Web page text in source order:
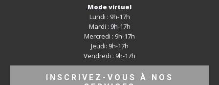
Mode virtuel
Lundi : 9h-17h
Mardi : 9h-17h
Mercredi : 9h-17h
Jeudi: 9h-17h
Vendredi : 9h-17h
INSCRIVEZ-VOUS À NOS